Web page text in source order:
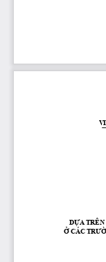
DỰA TRÊN
Ở CÁC